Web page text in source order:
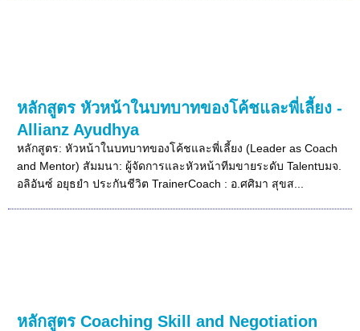
หลักสูตร หัวหน้าในบทบาทของโค้ชและพี่เลี้ยง -
Allianz Ayudhya
หลักสูตร: หัวหน้าในบทบาทของโค้ชและพี่เลี้ยง (Leader as Coach
and Mentor) สัมมนา: ผู้จัดการและหัวหน้าทีมขายระดับ Talentบมจ.
อลิอันซ์ อยุธยำ ประกันชีวิต TrainerCoach : อ.ศศิมา สุขส...
หลักสูตร Coaching Skill and Negotiation